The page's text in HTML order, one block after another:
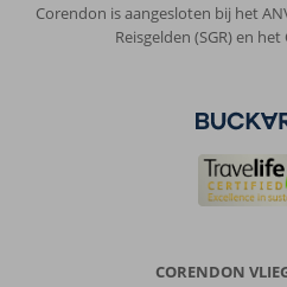
Corendon is aangesloten bij het
Reisgelden (SGR) en
CORENDON